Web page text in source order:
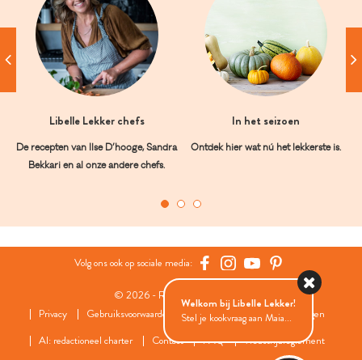
Libelle Lekker chefs
De recepten van Ilse D’hooge, Sandra
Bekkari en al onze andere chefs.
In het seizoen
Ontdek hier wat nú het lekkerste is.
Volg ons ook op sociale media:
© 2026 - Roularta Media Group
Privacy
Gebruiksvoorwaarden Cookies
Cookies instellingen
AI: redactioneel charter
Contact FAQ Wedstrijdreglement
Welkom bij Libelle Lekker!
Stel je kookvraag aan Maia...